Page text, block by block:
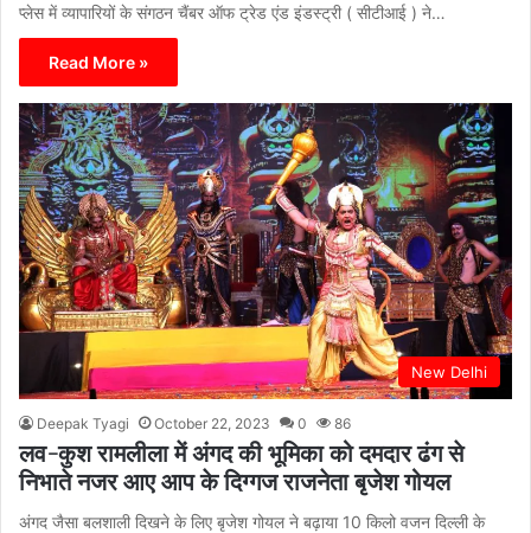
प्लेस में व्यापारियों के संगठन चैंबर ऑफ ट्रेड एंड इंडस्ट्री ( सीटीआई ) ने…
Read More »
New Delhi
Deepak Tyagi October 22, 2023 0 86
लव-कुश रामलीला में अंगद की भूमिका को दमदार ढंग से
निभाते नजर आए आप के दिग्गज राजनेता बृजेश गोयल
अंगद जैसा बलशाली दिखने के लिए बृजेश गोयल ने बढ़ाया 10 किलो वजन दिल्ली के